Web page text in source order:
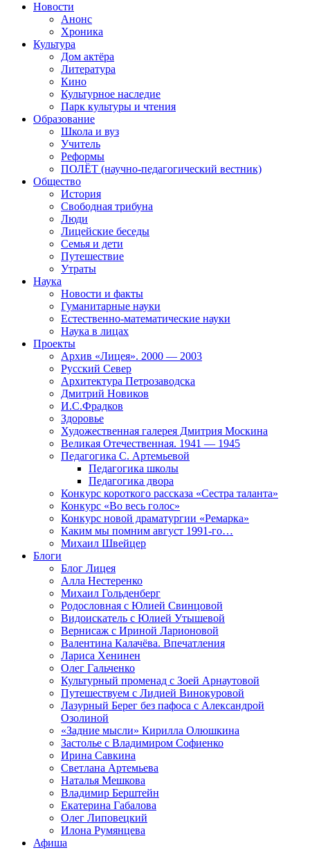
Новости
Анонс
Хроника
Культура
Дом актёра
Литература
Кино
Культурное наследие
Парк культуры и чтения
Образование
Школа и вуз
Учитель
Реформы
ПОЛЁТ (научно-педагогический вестник)
Общество
История
Свободная трибуна
Люди
Лицейские беседы
Семья и дети
Путешествие
Утраты
Наука
Новости и факты
Гуманитарные науки
Естественно-математические науки
Наука в лицах
Проекты
Архив «Лицея». 2000 — 2003
Русский Север
Архитектура Петрозаводска
Дмитрий Новиков
И.С.Фрадков
Здоровье
Художественная галерея Дмитрия Москина
Великая Отечественная. 1941 — 1945
Педагогика С. Артемьевой
Педагогика школы
Педагогика двора
Конкурс короткого рассказа «Сестра таланта»
Конкурс «Во весь голос»
Конкурс новой драматургии «Ремарка»
Каким мы помним август 1991-го…
Михаил Швейцер
Блоги
Блог Лицея
Алла Нестеренко
Михаил Гольденберг
Родословная с Юлией Свинцовой
Видоискатель с Юлией Утышевой
Вернисаж с Ириной Ларионовой
Валентина Калачёва. Впечатления
Лариса Хенинен
Олег Гальченко
Культурный променад с Зоей Арнаутовой
Путешествуем с Лидией Винокуровой
Лазурный Берег без пафоса с Александрой
Озолиной
«Задние мысли» Кирилла Олюшкина
Застолье с Владимиром Софиенко
Ирина Савкина
Светлана Артемьева
Наталья Мешкова
Владимир Берштейн
Екатерина Габалова
Олег Липовецкий
Илона Румянцева
Афиша